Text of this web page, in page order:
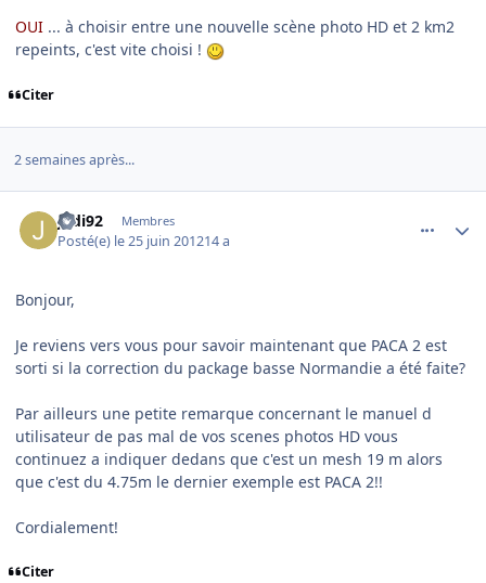
OUI ... à choisir entre une nouvelle scène photo HD et 2 km2
repeints, c'est vite choisi !
Citer
2 semaines après...
Jedi92 Membres
Posté(e) le 25 juin 201214 a
Bonjour,
Je reviens vers vous pour savoir maintenant que PACA 2 est
sorti si la correction du package basse Normandie a été faite?
Par ailleurs une petite remarque concernant le manuel d
utilisateur de pas mal de vos scenes photos HD vous
continuez a indiquer dedans que c'est un mesh 19 m alors
que c'est du 4.75m le dernier exemple est PACA 2!!
Cordialement!
Citer